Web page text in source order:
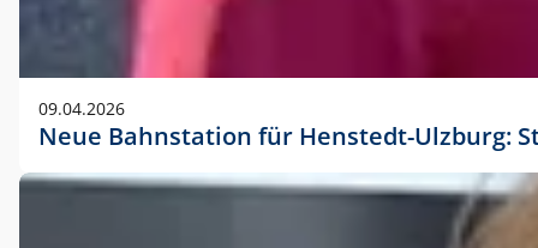
09.04.2026
Neue Bahnstation für Henstedt-Ulzburg: